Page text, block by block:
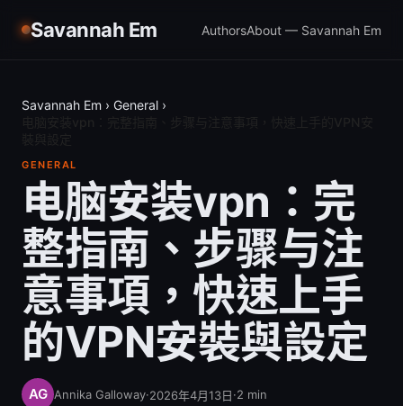
Savannah Em AuthorsAbout — Savannah Em
Savannah Em › General ›
GENERAL
电脑安装vpn：完
整指南、步骤与注
意事項，快速上手
的VPN安裝與設定
Annika Galloway·2026年4月13日·2 min